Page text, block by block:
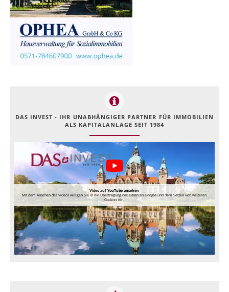
DAS INVEST - IHR UNABHÄNGIGER PARTNER FÜR IMMOBILIEN
ALS KAPITALANLAGE SEIT 1984
Video auf YouTube ansehen
Mit dem Ansehen des Videos willigen Sie in die Übertragung der Daten an Google und dem Setzen von weiteren
Cookies ein.